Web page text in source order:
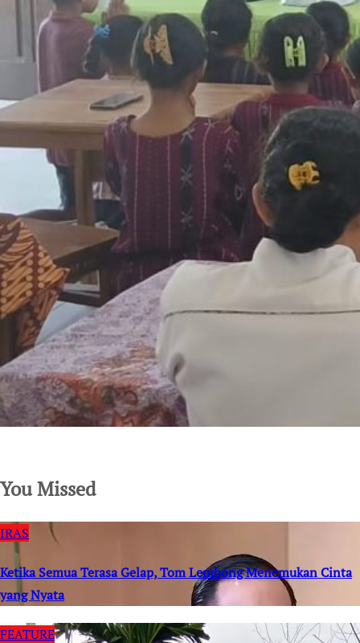
You Missed
IRAS
Ketika Semua Terasa Gelap, Tom Lembong Menemukan Cinta
yang Nyata
FEATURE